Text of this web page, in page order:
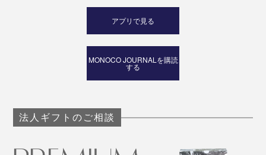
アプリで見る
MONOCO JOURNALを購読
する
法人ギフトのご相談